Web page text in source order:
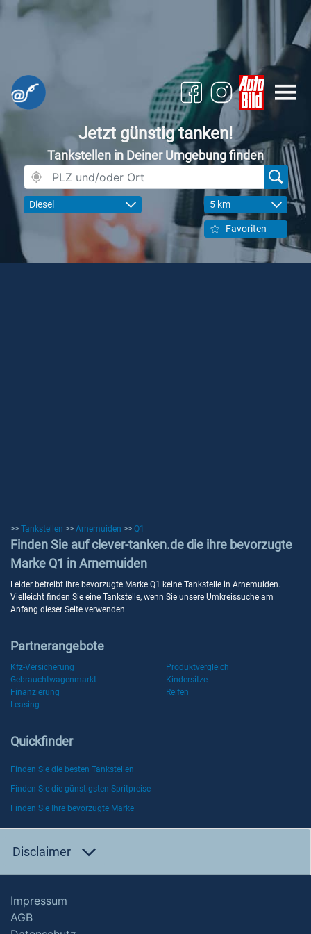
Jetzt günstig tanken!
Tankstellen in Deiner Umgebung finden
Diesel 5 km
Favoriten
>> Tankstellen >> Arnemuiden >> Q1
Finden Sie auf clever-tanken.de die ihre bevorzugte
Marke Q1 in Arnemuiden
Leider betreibt Ihre bevorzugte Marke Q1 keine Tankstelle in Arnemuiden.
Vielleicht finden Sie eine Tankstelle, wenn Sie unsere Umkreissuche am
Anfang dieser Seite verwenden.
Partnerangebote
Kfz-Versicherung
Produktvergleich
Gebrauchtwagenmarkt
Kindersitze
Finanzierung
Reifen
Leasing
Quickfinder
Finden Sie die besten Tankstellen
Finden Sie die günstigsten Spritpreise
Finden Sie Ihre bevorzugte Marke
Disclaimer
Impressum
AGB